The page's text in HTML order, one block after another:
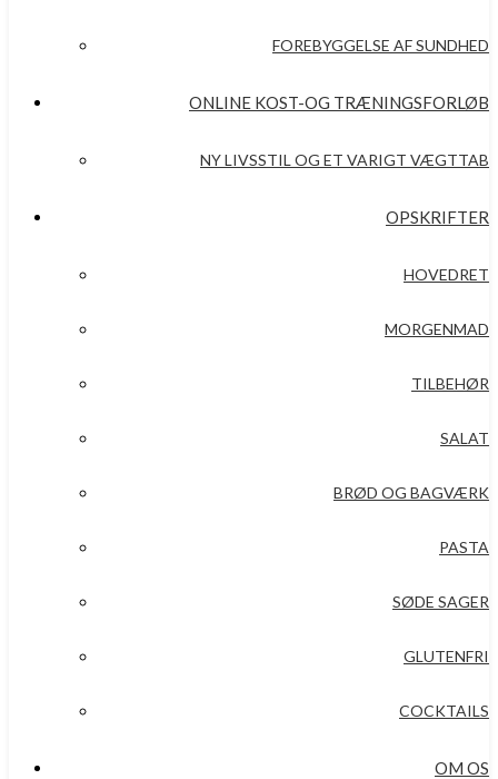
FOREBYGGELSE AF SUNDHED
ONLINE KOST-OG TRÆNINGSFORLØB
NY LIVSSTIL OG ET VARIGT VÆGTTAB
OPSKRIFTER
HOVEDRET
MORGENMAD
TILBEHØR
SALAT
BRØD OG BAGVÆRK
PASTA
SØDE SAGER
GLUTENFRI
COCKTAILS
OM OS